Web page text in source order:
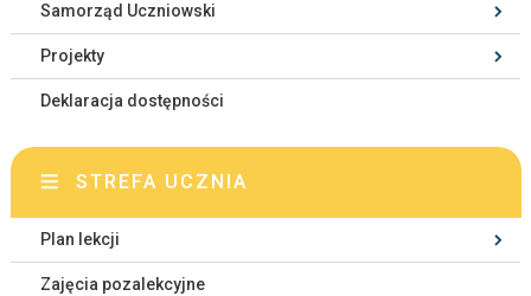
Samorząd Uczniowski
Projekty
Deklaracja dostępności
STREFA UCZNIA
Plan lekcji
Zajęcia pozalekcyjne